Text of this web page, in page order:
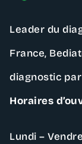
Leader du
France,
diagnostic
Horaires
Lundi –